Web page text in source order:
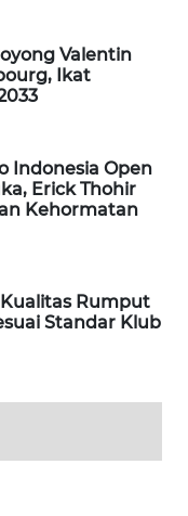
Valentin
Ikat
Indonesia Open
Erick Thohir
Kehormatan
Rumput
Standar Klub